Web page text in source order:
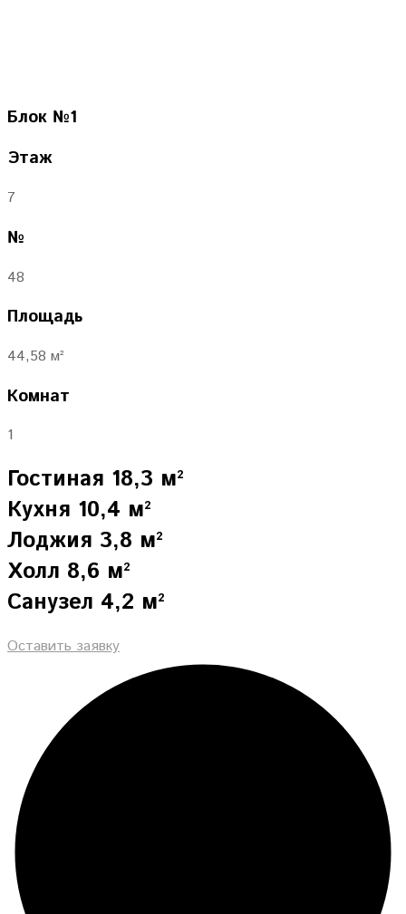
Блок №1
Этаж
7
№
48
Площадь
44,58 м²
Комнат
1
Гостиная 18,3 м²
Кухня 10,4 м²
Лоджия 3,8 м²
Холл 8,6 м²
Санузел 4,2 м²
Оставить заявку